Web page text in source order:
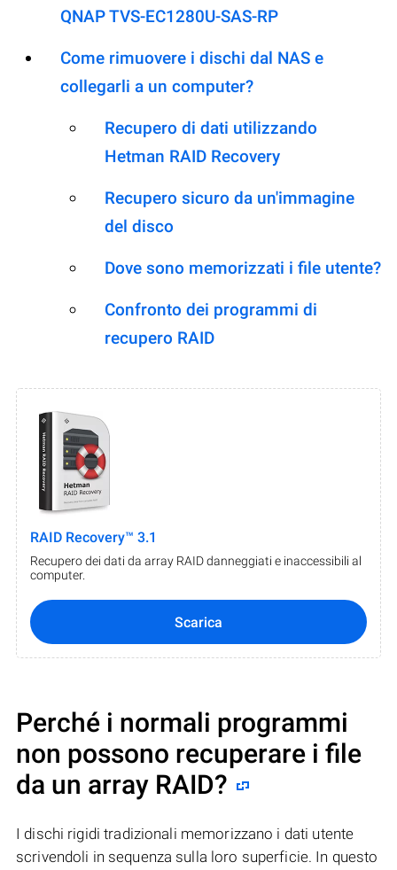
QNAP TVS-EC1280U-SAS-RP
Come rimuovere i dischi dal NAS e
collegarli a un computer?
Recupero di dati utilizzando
Hetman RAID Recovery
Recupero sicuro da un'immagine
del disco
Dove sono memorizzati i file utente?
Confronto dei programmi di
recupero RAID
RAID Recovery™ 3.1
Recupero dei dati da array RAID danneggiati e inaccessibili al
computer.
Scarica
Perché i normali programmi
non possono recuperare i file
da un array RAID?
I dischi rigidi tradizionali memorizzano i dati utente
scrivendoli in sequenza sulla loro superficie. In questo